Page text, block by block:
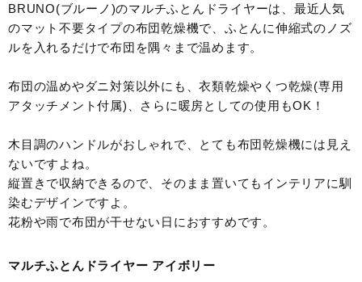
BRUNO(ブルーノ)のマルチふとんドライヤーは、最近人気
のマット不要タイプの布団乾燥機で、ふとんに伸縮式のノズ
ルを入れるだけで布団を隅々まで温めます。
布団の温めやダニ対策以外にも、衣類乾燥やくつ乾燥(専用
アタッチメント付属)、さらに暖房としての使用もOK！
木目調のハンドルがおしゃれで、とても布団乾燥機には見え
ないですよね。
縦置きで収納できるので、そのまま置いてもインテリアに馴
染むデザインですよ。
花粉や雨で布団が干せない日におすすめです。
マルチふとんドライヤー アイボリー